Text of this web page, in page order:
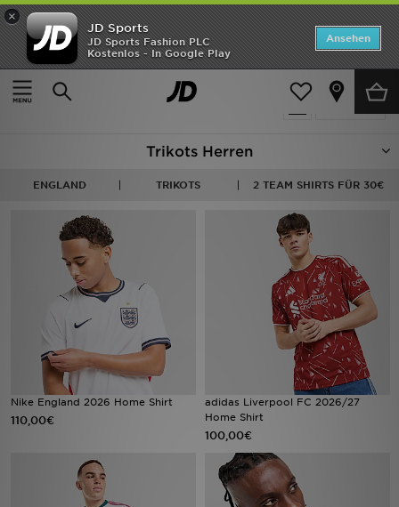
×
JD Sports
JD Sports Fashion PLC
Kostenlos - In Google Play
Ansehen
Startseite
Herren Herrenbekleidung Replica
verfeinern
282 Produkte
Trikots Herren
ENGLAND TRIKOTS 2 TEAM SHIRTS FÜR 30€
Nike England 2026 Home Shirt
110,00€
adidas Liverpool FC 2026/27
Home Shirt
100,00€
Startseite
ANGEBOTE
Herren
Damen
Bestsellers
JD Exklusives
Fußball
Lade Die APP